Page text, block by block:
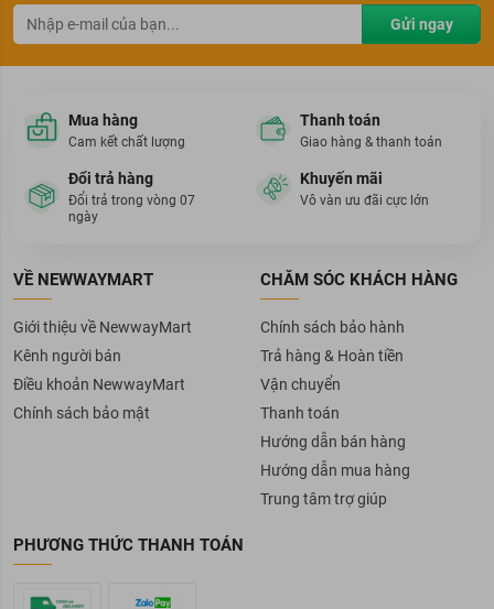
Gửi ngay
Mua hàng
Cam kết chất lượng
Thanh toán
Giao hàng & thanh toán
Đổi trả hàng
Đổi trả trong vòng 07
ngày
Khuyến mãi
Vô vàn ưu đãi cực lớn
VỀ NEWWAYMART
Giới thiệu về NewwayMart
Kênh người bán
Điều khoản NewwayMart
Chính sách bảo mật
CHĂM SÓC KHÁCH HÀNG
Chính sách bảo hành
Trả hàng & Hoàn tiền
Vận chuyển
Thanh toán
Hướng dẫn bán hàng
Hướng dẫn mua hàng
Trung tâm trợ giúp
PHƯƠNG THỨC THANH TOÁN